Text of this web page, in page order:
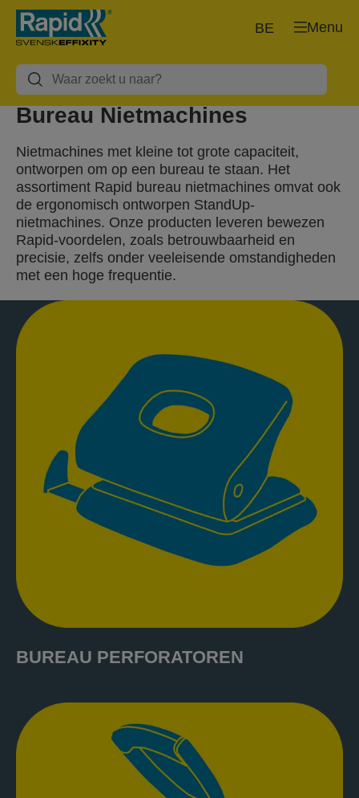
Menu
BE
Bureau Nietmachines
Nietmachines met kleine tot grote capaciteit,
ontworpen om op een bureau te staan. Het
assortiment Rapid bureau nietmachines omvat ook
de ergonomisch ontworpen StandUp-
nietmachines. Onze producten leveren bewezen
Rapid-voordelen, zoals betrouwbaarheid en
precisie, zelfs onder veeleisende omstandigheden
met een hoge frequentie.
BUREAU PERFORATOREN